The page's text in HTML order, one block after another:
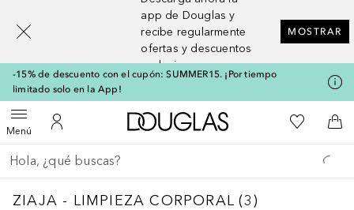
app de Douglas y
recibe regularmente
ofertas y descuentos
exclusivos
MOSTRAR
-15% de descuento con el cupón: SUMMER15. ¡Por tiempo
limitado solo en la App!
MenúAbrir menúMi cuenta
A Douglas HomeMi lista de
A
Regresar
Ejecutar búsqueda
ZIAJA - LIMPIEZA CORPORAL3
ZIAJA - LIMPIEZA CORPORAL (3)
[navigation.slideout.screenreader]